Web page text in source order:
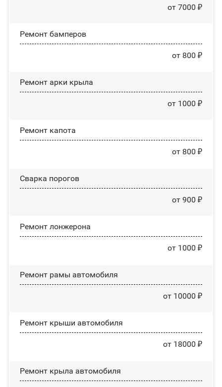
от 7000 ₽
Ремонт бамперов
от 800 ₽
Ремонт арки крыла
от 1000 ₽
Ремонт капота
от 800 ₽
Сварка порогов
от 900 ₽
Ремонт лонжерона
от 1000 ₽
Ремонт рамы автомобиля
от 10000 ₽
Ремонт крыши автомобиля
от 18000 ₽
Ремонт крыла автомобиля